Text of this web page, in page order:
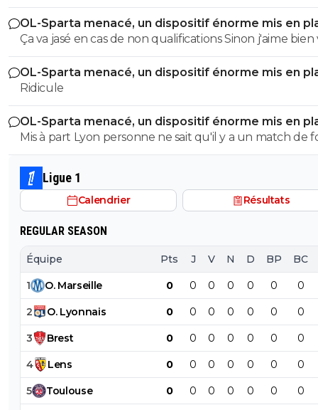
OL-Sparta menacé, un dispositif énorme mis en
Ça va jasé en cas de non qualifications Sinon j'aime bien votre
maillot
OL-Sparta menacé, un dispositif énorme mis en
Ridicule
OL-Sparta menacé, un dispositif énorme mis en
Mis à part Lyon personne ne sait qu'il y a un match de
Ligue 1
Calendrier Résultats
REGULAR SEASON
Équipe Pts J V N D BP BC
1 O. Marseille 0 0 0 0 0 0 0
2 O. Lyonnais 0 0 0 0 0 0 0
3 Brest 0 0 0 0 0 0 0
4 Lens 0 0 0 0 0 0 0
5 Toulouse 0 0 0 0 0 0 0